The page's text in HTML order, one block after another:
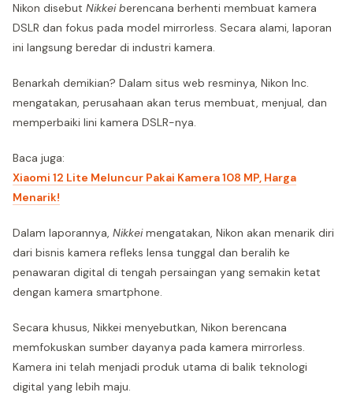
Nikon disebut Nikkei berencana berhenti membuat kamera
DSLR dan fokus pada model mirrorless. Secara alami, laporan
ini langsung beredar di industri kamera.
Benarkah demikian? Dalam situs web resminya, Nikon Inc.
mengatakan, perusahaan akan terus membuat, menjual, dan
memperbaiki lini kamera DSLR-nya.
Baca juga:
Xiaomi 12 Lite Meluncur Pakai Kamera 108 MP, Harga
Menarik!
Dalam laporannya, Nikkeimengatakan, Nikon akan menarik diri
dari bisnis kamera refleks lensa tunggal dan beralih ke
penawaran digital di tengah persaingan yang semakin ketat
dengan kamera smartphone.
Secara khusus, Nikkei menyebutkan, Nikon berencana
memfokuskan sumber dayanya pada kamera mirrorless.
Kamera ini telah menjadi produk utama di balik teknologi
digital yang lebih maju.